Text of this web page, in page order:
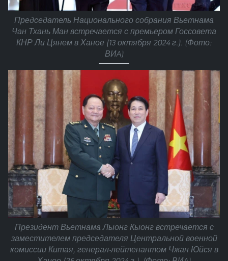
Председатель Национального собрания Вьетнама
Чан Тхань Ман встречается с премьером Госсовета
КНР Ли Цянем в Ханое (13 октября 2024 г.). (Фото:
ВИA)
Президент Вьетнама Лыонг Кыонг встречается с
заместителем председателя Центральной военной
комиссии Китая, генерал-лейтенантом Чжан Юйся в